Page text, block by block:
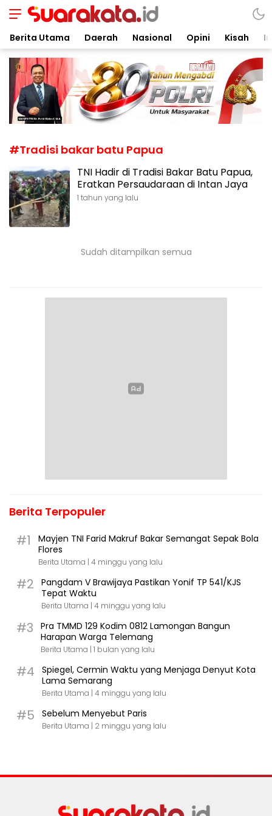
Suarakata.id
Kata Bicara Suara Bergerak
Berita Utama Daerah Nasional Opini Kisah
#Tradisi bakar batu Papua
TNI Hadir di Tradisi Bakar Batu Papua,
Eratkan Persaudaraan di Intan Jaya
1 tahun yang lalu
Sudah ditampilkan semua
Berita Terpopuler
#1
Mayjen TNI Farid Makruf Bakar Semangat Sepak Bola
Flores
Berita Utama | 4 minggu yang lalu
#2
Pangdam V Brawijaya Pastikan Yonif TP 541/KJS
Tepat Waktu
Berita Utama | 4 minggu yang lalu
#3
Pra TMMD 129 Kodim 0812 Lamongan Bangun
Harapan Warga Telemang
Berita Utama | 1 bulan yang lalu
#4
Spiegel, Cermin Waktu yang Menjaga Denyut Kota
Lama Semarang
Berita Utama | 4 minggu yang lalu
#5 Sebelum Menyebut Paris
Berita Utama | 2 minggu yang lalu